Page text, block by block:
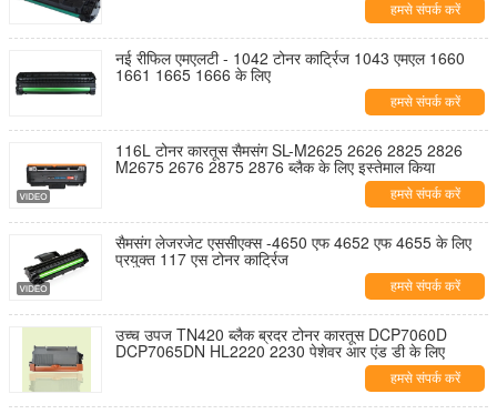
हमसे संपर्क करें
नई रीफिल एमएलटी - 1042 टोनर कार्ट्रिज 1043 एमएल 1660
1661 1665 1666 के लिए
हमसे संपर्क करें
116L टोनर कारतूस सैमसंग SL-M2625 2626 2825 2826
M2675 2676 2875 2876 ब्लैक के लिए इस्तेमाल किया
हमसे संपर्क करें
सैमसंग लेजरजेट एससीएक्स -4650 एफ 4652 एफ 4655 के लिए
प्रयुक्त 117 एस टोनर कार्ट्रिज
हमसे संपर्क करें
उच्च उपज TN420 ब्लैक ब्रदर टोनर कारतूस DCP7060D
DCP7065DN HL2220 2230 पेशेवर आर एंड डी के लिए
हमसे संपर्क करें